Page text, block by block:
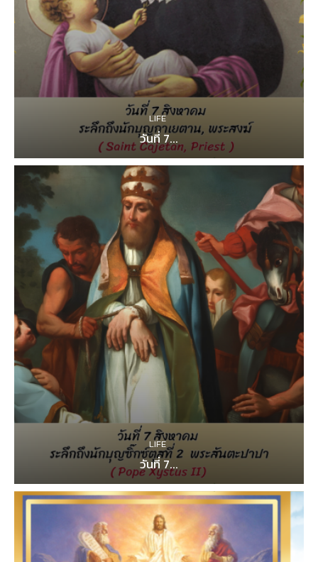
LIFE
วันที่ 7...
LIFE
วันที่ 7...